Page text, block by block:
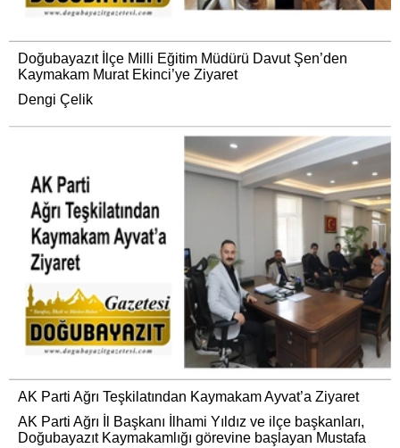
Doğubayazıt İlçe Milli Eğitim Müdürü Davut Şen’den
Kaymakam Murat Ekinci’ye Ziyaret
Dengi Çelik
AK Parti Ağrı Teşkilatından Kaymakam Ayvat’a Ziyaret
AK Parti Ağrı İl Başkanı İlhami Yıldız ve ilçe başkanları,
Doğubayazıt Kaymakamlığı görevine başlayan Mustafa